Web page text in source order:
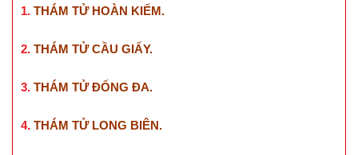
1. THÁM TỬ HOÀN KIẾM.
2. THÁM TỬ CẦU GIẤY.
3. THÁM TỬ ĐỐNG ĐA.
4. THÁM TỬ LONG BIÊN.